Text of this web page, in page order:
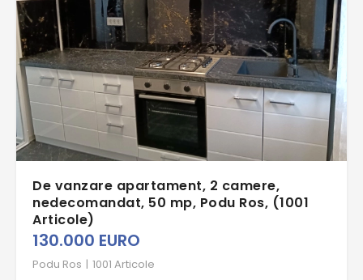
De vanzare apartament, 2 camere,
nedecomandat, 50 mp, Podu Ros, (1001
Articole)
130.000 EURO
Podu Ros | 1001 Articole